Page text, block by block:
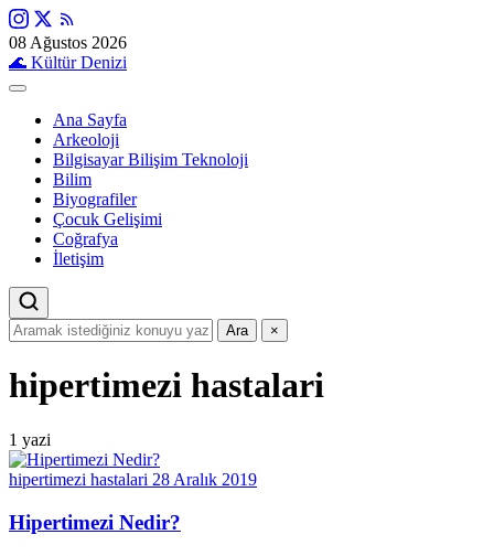
08 Ağustos 2026
🌊 Kültür Denizi
Ana Sayfa
Arkeoloji
Bilgisayar Bilişim Teknoloji
Bilim
Biyografiler
Çocuk Gelişimi
Coğrafya
İletişim
Ara ×
hipertimezi hastalari
1 yazi
hipertimezi hastalari 28 Aralık 2019
Hipertimezi Nedir?